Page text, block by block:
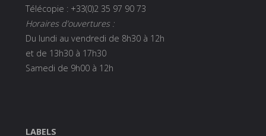
Télécopie : +33(0)2 35 97 90 73
Horaires d’ouvertures :
Du lundi au vendredi de 8h30 à 12h
et de 13h30 à 17h30
Samedi de 9h00 à 12h
LABELS